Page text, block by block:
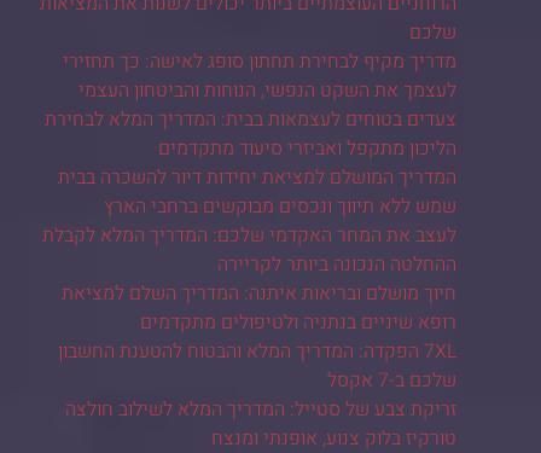
שלכם
מדריך מקיף לבחירת תחתון סופג לאישה: כך תחזירי
לעצמך את השקט הנפשי, הנוחות והביטחון העצמי
צעדים בטוחים לעצמאות בבית: המדריך המלא לבחירת
הליכון מתקפל ואביזרי סיעוד מתקדמים
המדריך המושלם למציאת יחידות דיור להשכרה בבית
שמש ללא תיווך ונכסים מבוקשים ברחבי הארץ
לעצב את המחר האקדמי שלכם: המדריך המלא לקבלת
ההחלטה הנכונה ביותר לקריירה
חיוך מושלם ובריאות איתנה: המדריך השלם למציאת
רופא שיניים בנתניה ולטיפולים מתקדמים
7XL הפקדה: המדריך המלא והבטוח להטענת החשבון
שלכם ב-7 אקסל
זריקת צבע של סטייל: המדריך המלא לשילוב חולצה
טורקיז בלוק צנוע, אופנתי ומנצח